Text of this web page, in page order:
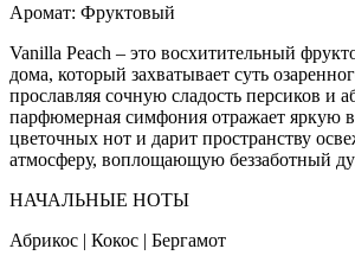
Аромат: Фруктовый
Vanilla Peach – это восхитительный
дома, который захватывает суть
прославляя сочную сладость персиков и
парфюмерная симфония отражает яркую
цветочных нот и дарит пространству
атмосферу, воплощающую беззаботный
НАЧАЛЬНЫЕ НОТЫ
Абрикос | Кокос | Бергамот